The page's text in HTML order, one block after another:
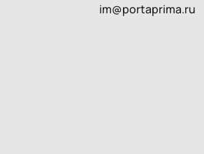
im@portaprima.ru